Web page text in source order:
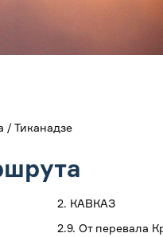
/ Тиканадзе
2. КАВКАЗ
2.9. От перевала